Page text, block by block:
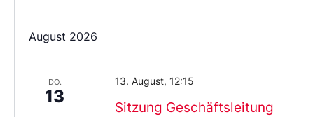
das
August 2026
DO.
13
Sitzung Geschäftsleitung
13. August, 12:15